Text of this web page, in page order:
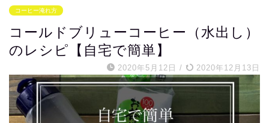
コーヒー淹れ方
コールドブリューコーヒー（水出し）
のレシピ【自宅で簡単】
2020年5月12日 / 2020年12月13日